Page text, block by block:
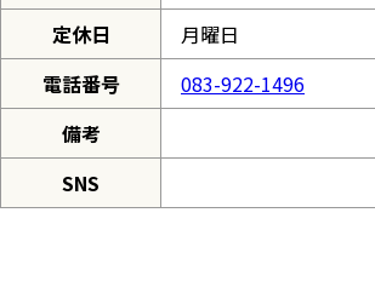
定休日
月曜日
電話番号
083-922-1496
備考
SNS